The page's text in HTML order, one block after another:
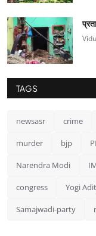
TAGS
newsasr crime
murder bjp
Narendra Modi
congress Yogi
Samajwadi-party